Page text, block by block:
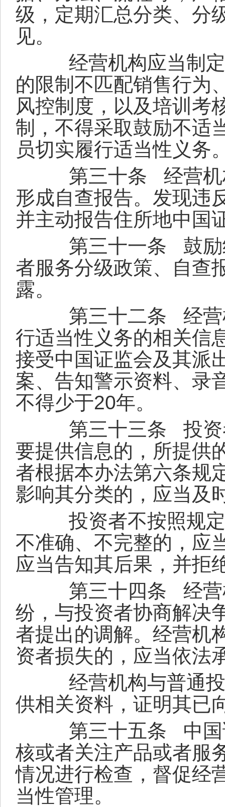
级，定期汇总分类、分
见。
经营机构应当制定
的限制不匹配销售行为
风控制度，以及培训考
制，不得采取鼓励不适
员切实履行适当性义务
第三十条
经营
形成自查报告。发现违
并主动报告住所地中国
第三十一条
鼓
者服务分级政策、自查
露。
第三十二条
经
行适当性义务的相关信
接受中国证监会及其派
案、告知警示资料、录
不得少于20年。
第三十三条
投
要提供信息的，所提供
者根据本办法第六条规
影响其分类的，应当及
投资者不按照规定
不准确、不完整的，应
应当告知其后果，并拒
第三十四条
经
纷，与投资者协商解决
者提出的调解。经营机
资者损失的，应当依法
经营机构与普通投
供相关资料，证明其已
第三十五条
中
核或者关注产品或者服
情况进行检查，督促经
当性管理。